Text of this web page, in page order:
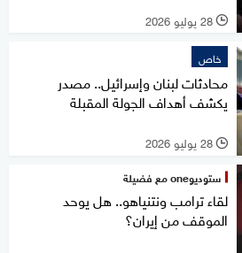
l 28 يوليو 2026
خاص
محادثات لبنان وإسرائيل.. مصدر
يكشف أهداف الجولة المقبلة
l 28 يوليو 2026
ستوديوone مع فضيلة
لقاء ترامب ونتنياهو.. هل يوحد
الموقف من إيران؟